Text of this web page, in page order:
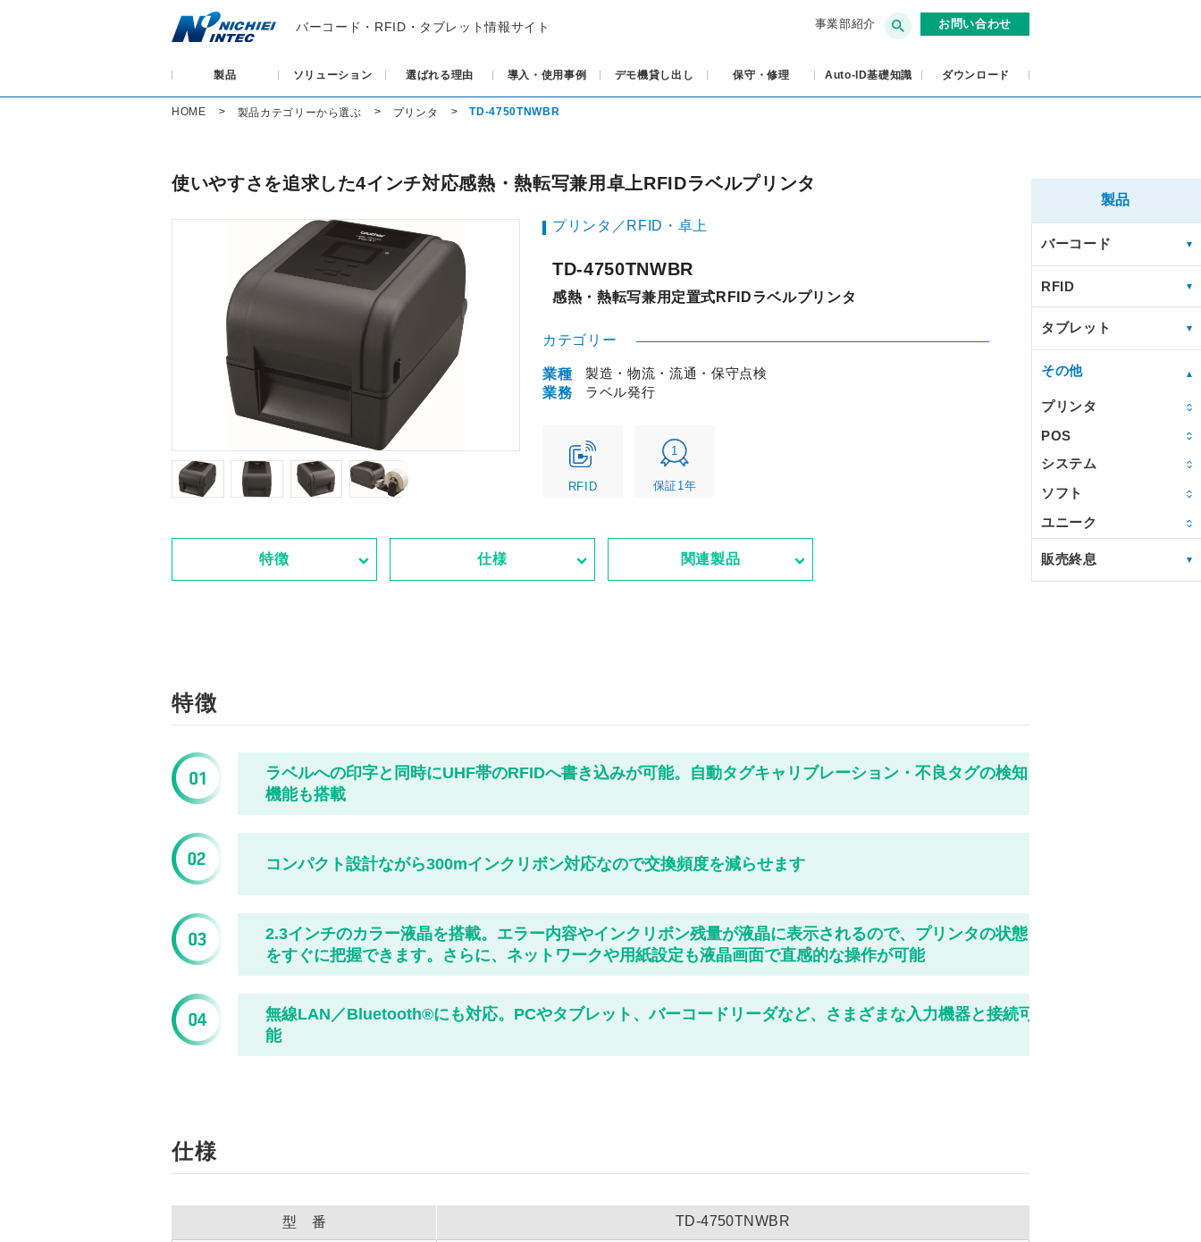
バーコード・RFID・タブレット情報サイト 事業部紹介 お問い合わせ
製品 ソリューション 選ばれる理由 導入・使用事例 デモ機貸し出し 保守・修理 Auto-ID基礎知識 ダウンロード
HOME 製品カテゴリーから選ぶ プリンタ TD-4750TNWBR
製品
バーコード
RFID
タブレット
その他
プリンタ
POS
システム
ソフト
ユニーク
販売終息
使いやすさを追求した4インチ対応感熱・熱転写兼用卓上RFIDラベルプリンタ
プリンタ／RFID・卓上
TD-4750TNWBR
感熱・熱転写兼用定置式RFIDラベルプリンタ
カテゴリー
業種
製造・物流・流通・保守点検
業務
ラベル発行
RFID
1
保証1年
特徴 仕様 関連製品
特徴
ラベルへの印字と同時にUHF帯のRFIDへ書き込みが可能。自動タグキャリブレーション・不良タグの検知
機能も搭載
コンパクト設計ながら300mインクリボン対応なので交換頻度を減らせます
2.3インチのカラー液晶を搭載。エラー内容やインクリボン残量が液晶に表示されるので、プリンタの状態
をすぐに把握できます。さらに、ネットワークや用紙設定も液晶画面で直感的な操作が可能
無線LAN／Bluetooth®にも対応。PCやタブレット、バーコードリーダなど、さまざまな入力機器と接続可
能
仕様
型 番 TD-4750TNWBR